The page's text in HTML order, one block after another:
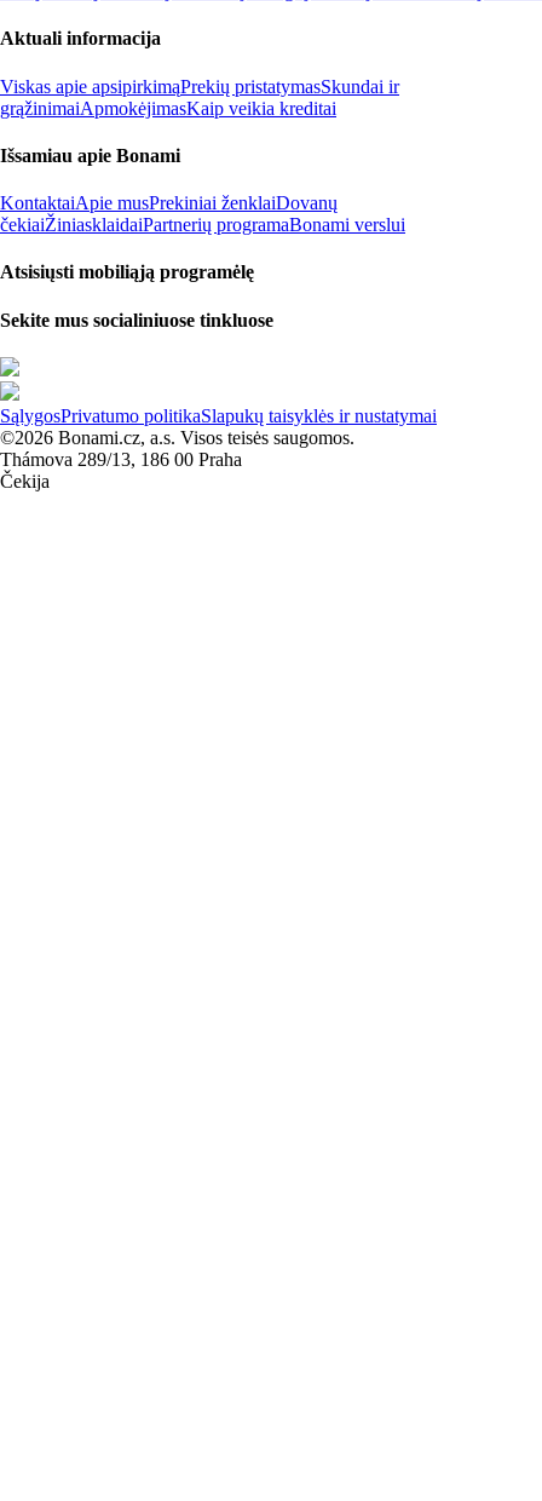
Aktuali informacija
Viskas apie apsipirkimąPrekių pristatymasSkundai ir
grąžinimaiApmokėjimasKaip veikia kreditai
Išsamiau apie Bonami
KontaktaiApie musPrekiniai ženklaiDovanų
čekiaiŽiniasklaidaiPartnerių programaBonami verslui
Atsisiųsti mobiliąją programėlę
Sekite mus socialiniuose tinkluose
SąlygosPrivatumo politikaSlapukų taisyklės ir nustatymai
©2026 Bonami.cz, a.s. Visos teisės saugomos.
Thámova 289/13, 186 00 Praha
Čekija